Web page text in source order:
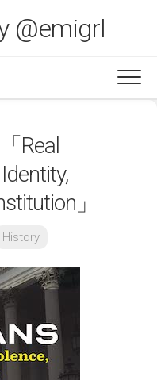
@emigrl
Real
」
History